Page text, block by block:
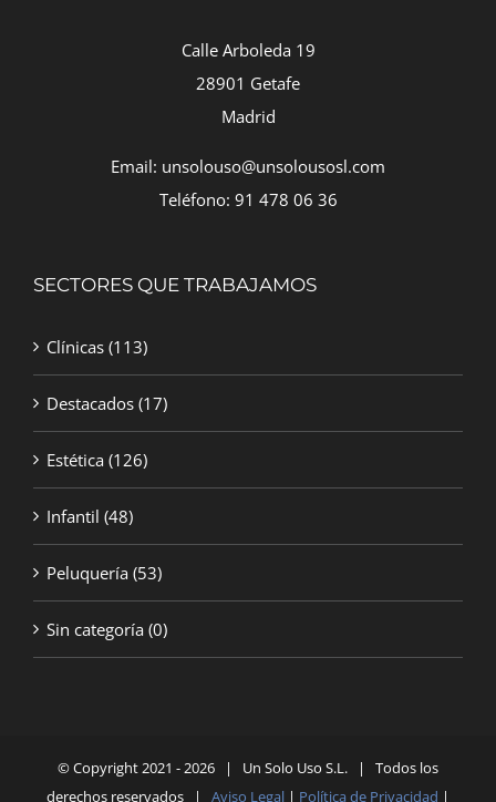
Calle Arboleda 19
28901 Getafe
Madrid
Email: unsolouso@unsolousosl.com
Teléfono: 91 478 06 36
SECTORES QUE TRABAJAMOS
Clínicas (113)
Destacados (17)
Estética (126)
Infantil (48)
Peluquería (53)
Sin categoría (0)
© Copyright 2021 -2026 | Un Solo Uso S.L. | Todos los
derechos reservados | Aviso Legal | Política de Privacidad |